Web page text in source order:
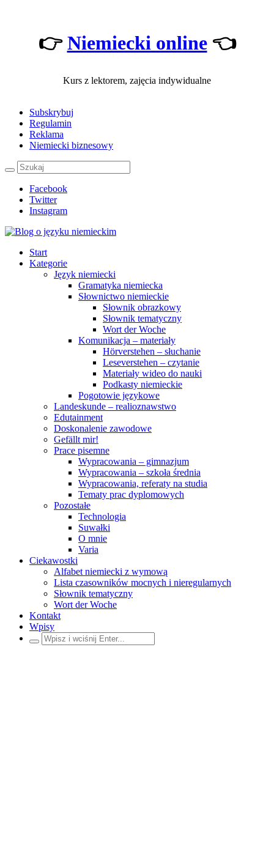
👉Niemiecki online👈
Kurs z lektorem, zajęcia indywidualne
Subskrybuj
Regulamin
Reklama
Niemiecki biznesowy
Facebook
Twitter
Instagram
Start
Kategorie
Język niemiecki
Gramatyka niemiecka
Słownictwo niemieckie
Słownik obrazkowy
Słownik tematyczny
Wort der Woche
Komunikacja – materiały
Hörverstehen – słuchanie
Leseverstehen – czytanie
Materiały wideo do nauki
Podkasty niemieckie
Pogotowie językowe
Landeskunde – realioznawstwo
Edutainment
Doskonalenie zawodowe
Gefällt mir!
Prace pisemne
Wypracowania – gimnazjum
Wypracowania – szkoła średnia
Wypracowania, referaty na studia
Tematy prac dyplomowych
Pozostałe
Technologia
Suwałki
O mnie
Varia
Ciekawostki
Alfabet niemiecki z wymową
Lista czasowników mocnych i nieregularnych
Słownik tematyczny
Wort der Woche
Kontakt
Wpisy